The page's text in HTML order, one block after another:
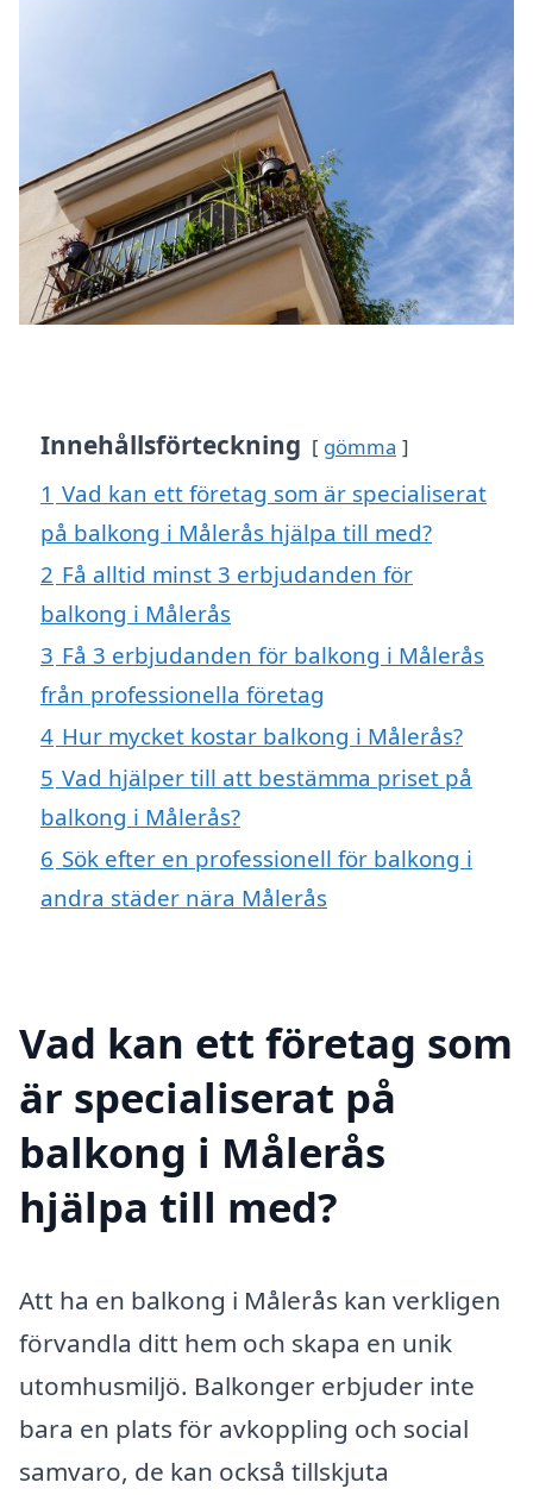
Innehållsförteckning gömma
1 Vad kan ett företag som är specialiserat
på balkong i Målerås hjälpa till med?
2 Få alltid minst 3 erbjudanden för
balkong i Målerås
3 Få 3 erbjudanden för balkong i Målerås
från professionella företag
4 Hur mycket kostar balkong i Målerås?
5 Vad hjälper till att bestämma priset på
balkong i Målerås?
6 Sök efter en professionell för balkong i
andra städer nära Målerås
Vad kan ett företag som
är specialiserat på
balkong i Målerås
hjälpa till med?
Att ha en balkong i Målerås kan verkligen
förvandla ditt hem och skapa en unik
utomhusmiljö. Balkonger erbjuder inte
bara en plats för avkoppling och social
samvaro, de kan också tillskjuta